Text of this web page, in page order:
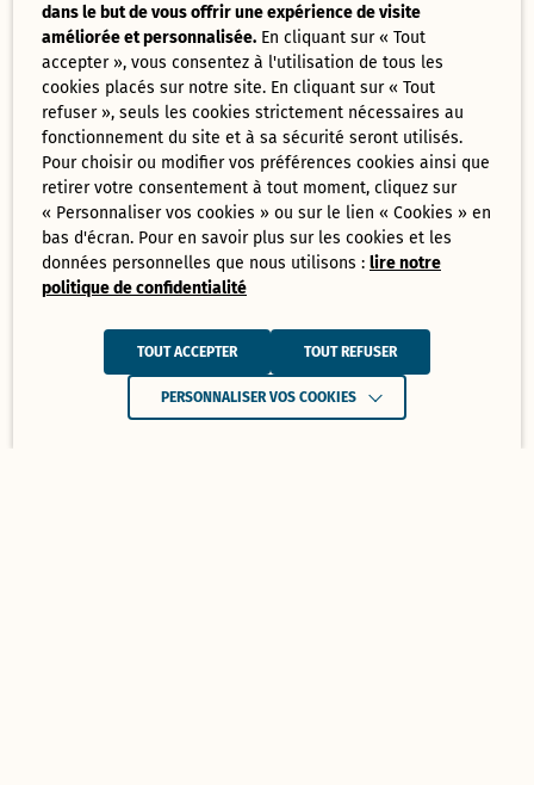
dans le but de vous offrir une expérience de visite
améliorée et personnalisée. En cliquant sur « Tout
accepter », vous consentez à l'utilisation de tous les
cookies placés sur notre site. En cliquant sur « Tout
refuser », seuls les cookies strictement nécessaires au
fonctionnement du site et à sa sécurité seront utilisés.
Pour choisir ou modifier vos préférences cookies ainsi que
retirer votre consentement à tout moment, cliquez sur
« Personnaliser vos cookies » ou sur le lien « Cookies » en
bas d'écran. Pour en savoir plus sur les cookies et les
données personnelles que nous utilisons :lire notre
politique de confidentialité
TOUT ACCEPTER TOUT REFUSER
PERSONNALISER VOS COOKIES